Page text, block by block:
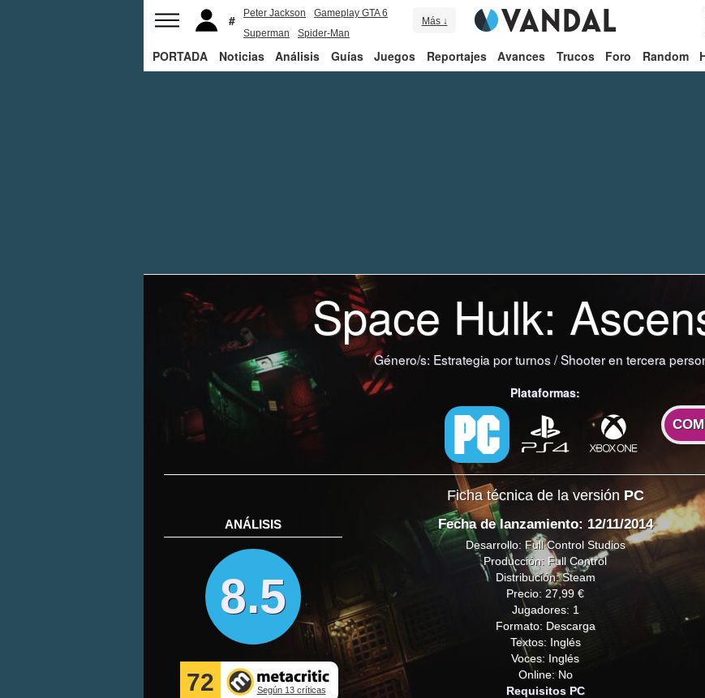
Peter Jackson
Gameplay GTA 6
Superman
Spider-Man
Más ↓
PORTADA Noticias Análisis Guías Juegos Reportajes Avances Trucos Foro Random
Space Hulk:
Género/s: Estrategia por turnos/Shooter en tercera
Plataformas:
Ficha técnica de la versión PC
ANÁLISIS
8.5
72 Según 13 críticas
Fecha de lanzamiento: 12/11/2014
Desarrollo: Full Control Studios
Producción: Full Control
Distribución: Steam
Precio: 27,99 €
Jugadores: 1
Formato: Descarga
Textos: Inglés
Voces: Inglés
Online: No
Requisitos PC